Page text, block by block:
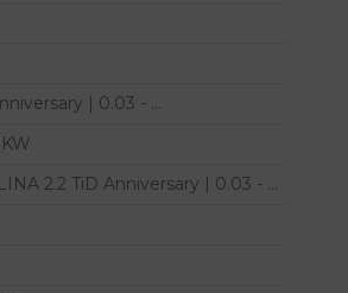
| 0.03 - ...
2.2 TiD Anniversary | 0.03 - ...